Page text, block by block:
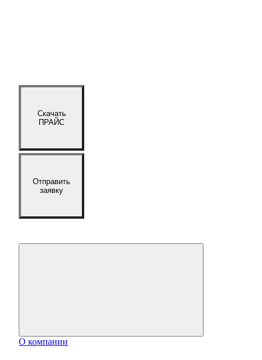
Скачать
ПРАЙС
Отправить
заявку
О компании